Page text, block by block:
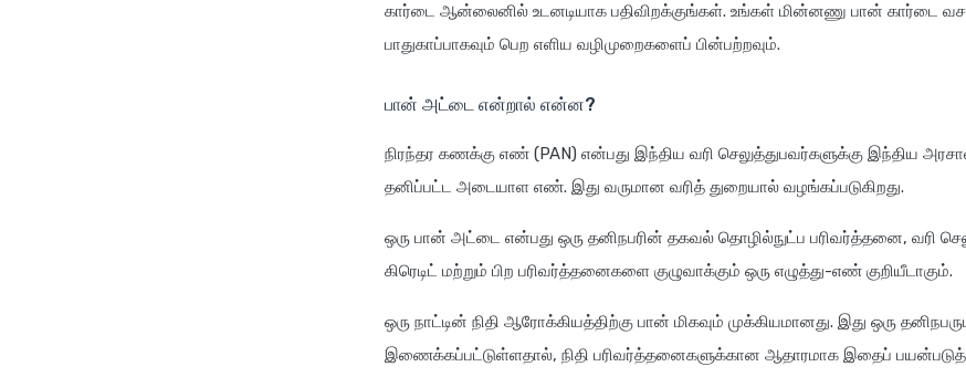
கார்டை ஆன்லைனில் உடனடியாக பதிவிறக்குங்கள். உங்கள் மின்னணு பான் கார்டை
பாதுகாப்பாகவும் பெற எளிய வழிமுறைகளைப் பின்பற்றவும்.
பான் அட்டை என்றால் என்ன?
நிரந்தர கணக்கு எண் (PAN) என்பது இந்திய வரி செலுத்துபவர்களுக்கு இந்திய
தனிப்பட்ட அடையாள எண். இது வருமான வரித் துறையால் வழங்கப்படுகிறது.
ஒரு பான் அட்டை என்பது ஒரு தனிநபரின் தகவல் தொழில்நுட்ப பரிவர்த்தனை, வரி
கிரெடிட் மற்றும் பிற பரிவர்த்தனைகளை குழுவாக்கும் ஒரு எழுத்து-எண் குறியீடாகும்.
ஒரு நாட்டின் நிதி ஆரோக்கியத்திற்கு பான் மிகவும் முக்கியமானது. இது ஒரு
இணைக்கப்பட்டுள்ளதால், நிதி பரிவர்த்தனைகளுக்கான ஆதாரமாக இதைப்